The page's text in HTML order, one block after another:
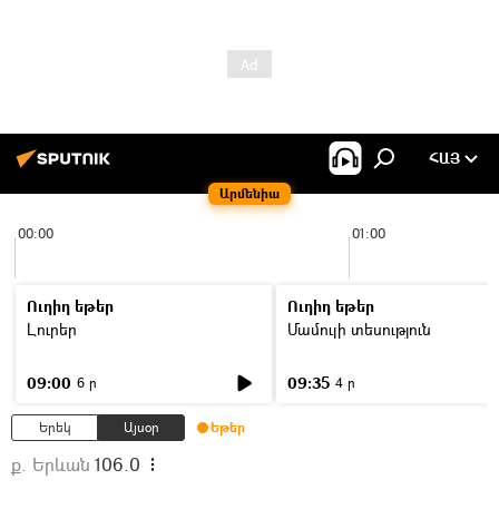
Արմենիա
ՀԱՅ
00:00 01:00
Ուղիղ եթեր
Լուրեր
09:00 6 ր
Ուղիղ եթեր
Մամուլի տեսություն
09:35 4 ր
Երեկ Այսօր Եթեր
ք. Երևան 106.0